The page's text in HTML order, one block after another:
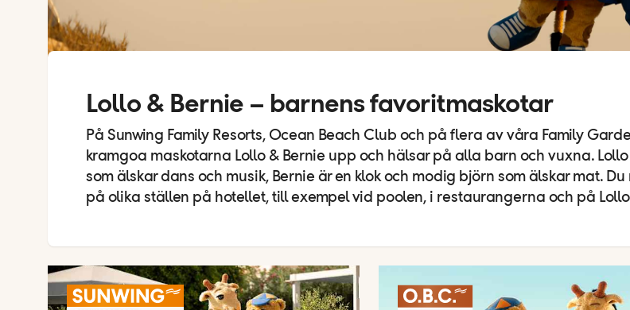
Lollo & Bernie – barnens favoritmaskotar
På Sunwing Family Resorts, Ocean Beach Club och på flera av våra Family
kramgoa maskotarna Lollo & Bernie upp och hälsar på alla barn och vuxna.
som älskar dans och musik, Bernie är en klok och modig björn som älskar mat. Du
på olika ställen på hotellet, till exempel vid poolen, i restaurangerna och på